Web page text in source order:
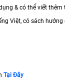
& có thể viết
Việt, có sách
Tại Đây